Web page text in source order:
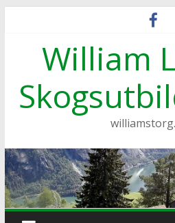
innehållWilliam